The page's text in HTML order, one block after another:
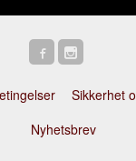
Sikkerhet
Nyhetsbrev